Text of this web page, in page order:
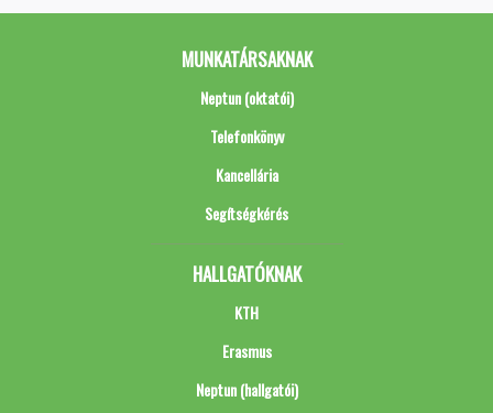
MUNKATÁRSAKNAK
Neptun (oktatói)
Telefonkönyv
Kancellária
Segítségkérés
HALLGATÓKNAK
KTH
Erasmus
Neptun (hallgatói)